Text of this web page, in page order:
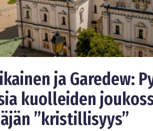
ja Garedew:
kuolleiden
”kristillisyys”